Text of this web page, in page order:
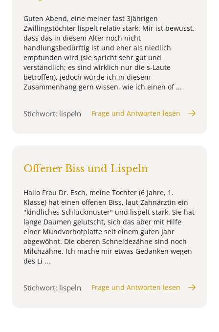
Guten Abend, eine meiner fast 3jährigen
Zwillingstöchter lispelt relativ stark. Mir ist bewusst,
dass das in diesem Alter noch nicht
handlungsbedürftig ist und eher als niedlich
empfunden wird (sie spricht sehr gut und
verständlich; es sind wirklich nur die s-Laute
betroffen), jedoch würde ich in diesem
Zusammenhang gern wissen, wie ich einen of ...
Stichwort: lispeln Frage und Antworten lesen
Offener Biss und Lispeln
Hallo Frau Dr. Esch, meine Tochter (6 Jahre, 1.
Klasse) hat einen offenen Biss, laut Zahnärztin ein
"kindliches Schluckmuster" und lispelt stark. Sie hat
lange Daumen gelutscht, sich das aber mit Hilfe
einer Mundvorhofplatte seit einem guten Jahr
abgewöhnt. Die oberen Schneidezähne sind noch
Milchzähne. Ich mache mir etwas Gedanken wegen
des Li ...
Stichwort: lispeln Frage und Antworten lesen